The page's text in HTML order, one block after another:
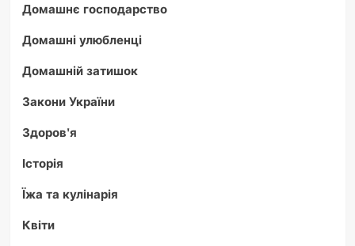
Домашнє господарство
Домашні улюбленці
Домашній затишок
Закони України
Здоров'я
Історія
Їжа та кулінарія
Квіти